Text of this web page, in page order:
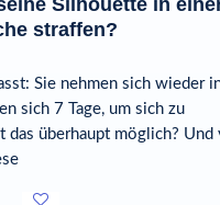
straffen?
Sie nehmen sich wieder
sich 7 Tage, um sich zu
das überhaupt möglich? Und